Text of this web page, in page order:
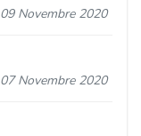
09 Novembre 2020
07 Novembre 2020